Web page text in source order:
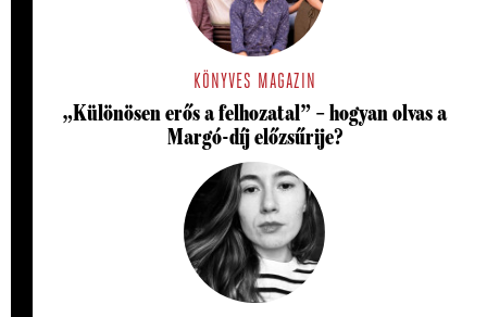
KÖNYVES MAGAZIN
„Különösen erős a felhozatal” – hogyan olvas a
Margó-díj előzsűrije?